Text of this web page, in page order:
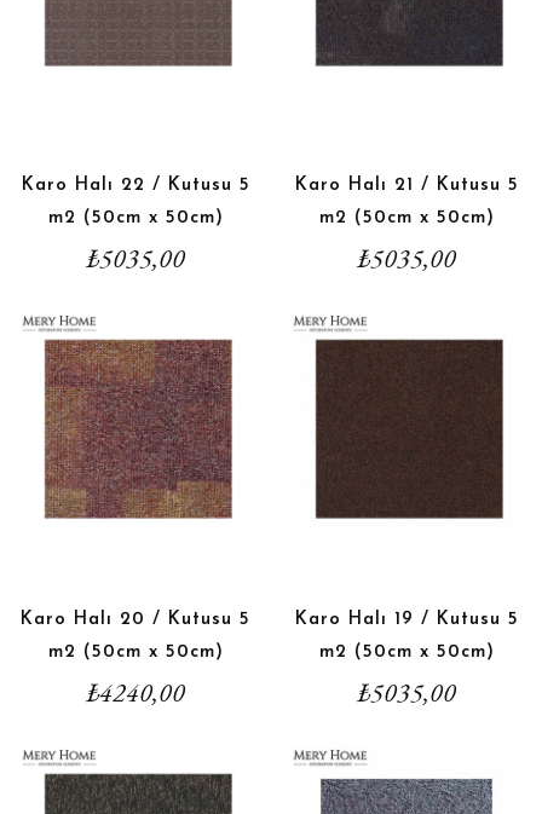
Karo Halı 22 / Kutusu 5
m2 (50cm x 50cm)
₺5035,00
Karo Halı 21 / Kutusu 5
m2 (50cm x 50cm)
₺5035,00
Karo Halı 20 / Kutusu 5
m2 (50cm x 50cm)
₺4240,00
Karo Halı 19 / Kutusu 5
m2 (50cm x 50cm)
₺5035,00